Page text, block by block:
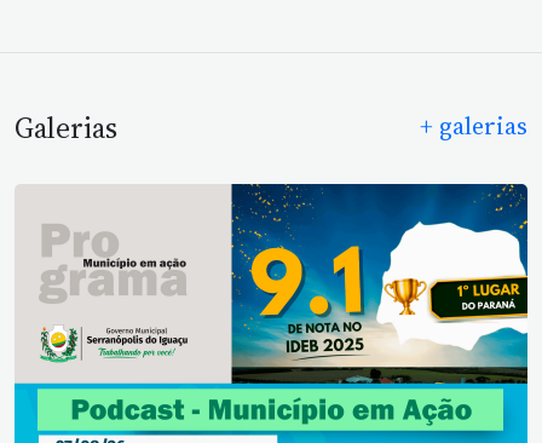
Galerias + galerias